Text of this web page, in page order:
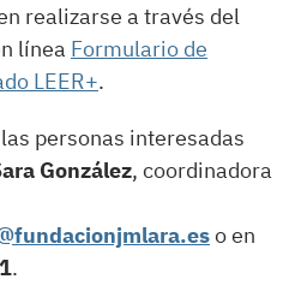
realizarse a través del
línea Formulario de
LEER+.
personas interesadas
González, coordinadora
o en
.